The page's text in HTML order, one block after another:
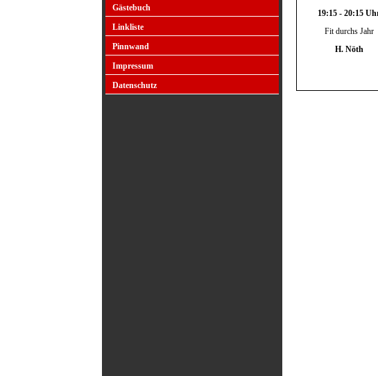
Gästebuch
Linkliste
Pinnwand
Impressum
Datenschutz
19:15 - 20:15
Fit durchs Jahr
H. Nöth